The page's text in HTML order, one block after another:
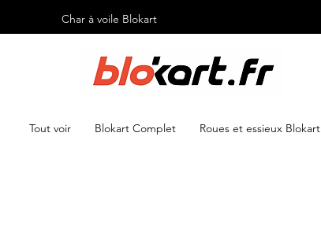
Char à voile Blokart
Tout voir Blokart Complet Roues et essieux Blokart